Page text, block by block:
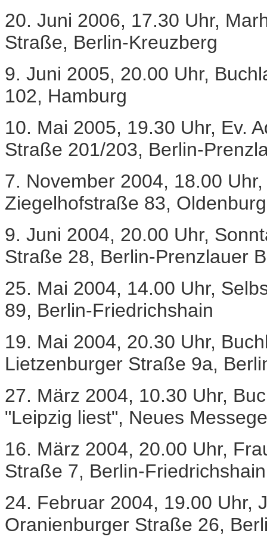
20. Juni 2006, 17.30 Uhr,
Straße, Berlin-Kreuzberg
9. Juni 2005, 20.00 Uhr,
102, Hamburg
10. Mai 2005, 19.30 Uhr, Ev.
Straße 201/203, Berlin-
7. November 2004, 18.00
Ziegelhofstraße 83, Oldenburg
9. Juni 2004, 20.00 Uhr,
Straße 28, Berlin-Prenzlauer
25. Mai 2004, 14.00 Uhr,
89, Berlin-Friedrichshain
19. Mai 2004, 20.30 Uhr,
Lietzenburger Straße 9a,
27. März 2004, 10.30 Uhr,
"Leipzig liest", Neues
16. März 2004, 20.00 Uhr,
Straße 7, Berlin-Friedrichshain
24. Februar 2004, 19.00 Uhr,
Oranienburger Straße 26,